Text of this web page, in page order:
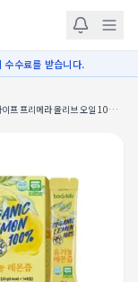
수수료를 받습니다.
프 프리메라 올리브 오일 10ml